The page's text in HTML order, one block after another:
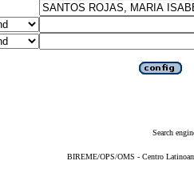
Search
BIREME/OPS/OMS - Centro